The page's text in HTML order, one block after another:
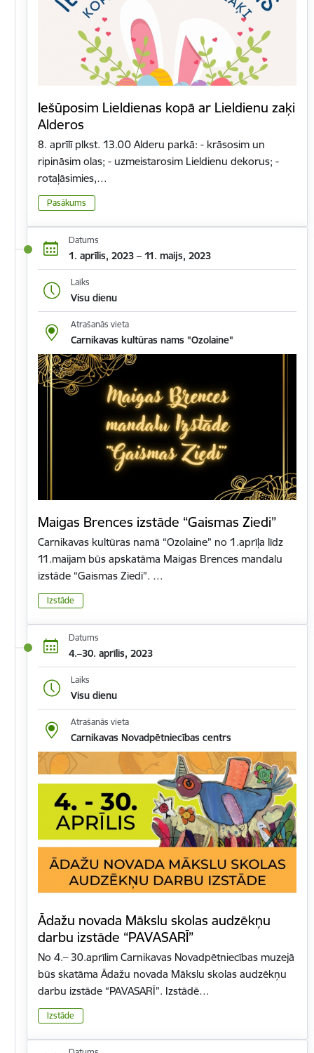
Iešūposim Lieldienas kopā ar Lieldienu zaķi
Alderos
8. aprīlī plkst. 13.00 Alderu parkā: - krāsosim un
ripināsim olas; - uzmeistarosim Lieldienu dekorus; -
rotaļāsimies,…
Pasākums
Datums
1. aprīlis, 2023 – 11. maijs, 2023
Laiks
Visu dienu
Atrašanās vieta
Carnikavas kultūras nams "Ozolaine"
Maigas Brences izstāde “Gaismas Ziedi”
Carnikavas kultūras namā “Ozolaine” no 1.aprīļa līdz
11.maijam būs apskatāma Maigas Brences mandalu
izstāde “Gaismas Ziedi”. …
Izstāde
Datums
4.–30. aprīlis, 2023
Laiks
Visu dienu
Atrašanās vieta
Carnikavas Novadpētniecības centrs
Ādažu novada Mākslu skolas audzēkņu
darbu izstāde “PAVASARĪ”
No 4.– 30.aprīlim Carnikavas Novadpētniecības muzejā
būs skatāma Ādažu novada Mākslu skolas audzēkņu
darbu izstāde “PAVASARĪ”. Izstādē…
Izstāde